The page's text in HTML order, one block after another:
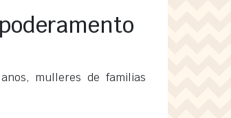
mulleres de familias